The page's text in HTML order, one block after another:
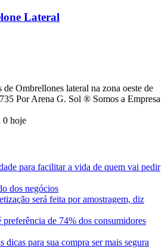
Lateral
Ombrellones lateral na zona oeste de
Por Arena G. Sol ® Somos a Empresa
0 hoje
para facilitar a vida de quem vai pedir
dos negócios
será feita por amostragem, diz
de 74% dos consumidores
dicas para sua compra ser mais segura